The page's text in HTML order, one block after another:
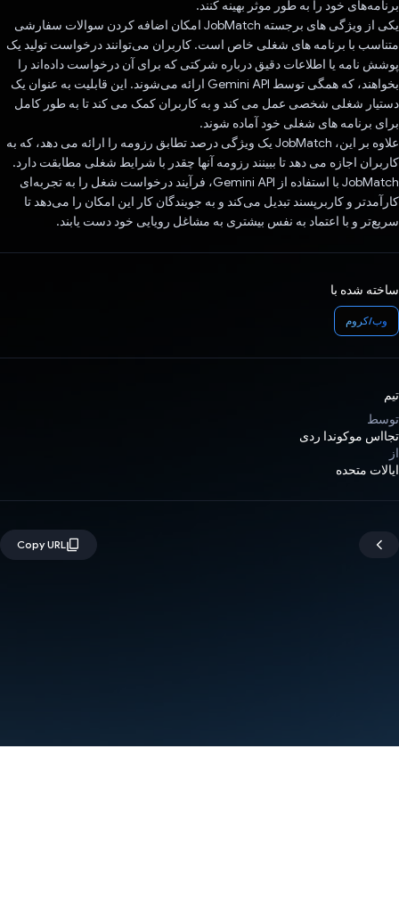
برنامه‌های خود را به طور موثر بهینه کنند.
یکی از ویژگی های برجسته JobMatch امکان اضافه کردن سوالات سفارشی
متناسب با برنامه های شغلی خاص است. کاربران می‌توانند درخواست تولید یک
پوشش نامه یا اطلاعات دقیق درباره شرکتی که برای آن درخواست داده‌اند را
بخواهند، که همگی توسط Gemini API ارائه می‌شوند. این قابلیت به عنوان یک
دستیار شغلی شخصی عمل می کند و به کاربران کمک می کند تا به طور کامل
برای برنامه های شغلی خود آماده شوند.
علاوه بر این، JobMatch یک ویژگی درصد تطابق رزومه را ارائه می دهد، که به
کاربران اجازه می دهد تا ببینند رزومه آنها چقدر با شرایط شغلی مطابقت دارد.
JobMatch با استفاده از Gemini API، فرآیند درخواست شغل را به تجربه‌ای
کارآمدتر و کاربرپسند تبدیل می‌کند و به جویندگان کار این امکان را می‌دهد تا
سریع‌تر و با اعتماد به نفس بیشتری به مشاغل رویایی خود دست یابند.
ساخته شده با
وب/کروم
تیم
توسط
تجااس موکوندا ردی
از
ایالات متحده